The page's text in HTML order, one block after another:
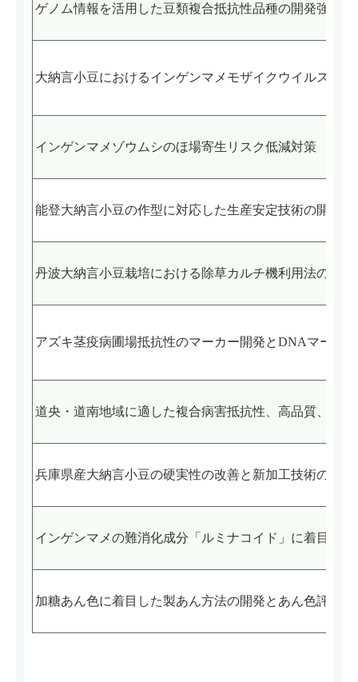
ゲノム情報を活用した豆類複合抵抗性品種の開発強化
大納言小豆におけるインゲンマメモザイクウイルス病
インゲンマメゾウムシのほ場寄生リスク低減対策
能登大納言小豆の作型に対応した生産安定技術の開発
丹波大納言小豆栽培における除草カルチ機利用法の確立
アズキ茎疫病圃場抵抗性のマーカー開発とDNAマーカ
道央・道南地域に適した複合病害抵抗性、高品質、多
兵庫県産大納言小豆の硬実性の改善と新加工技術の開発
インゲンマメの難消化成分「ルミナコイド」に着目し
加糖あん色に着目した製あん方法の開発とあん色評価法